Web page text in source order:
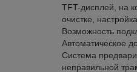
TFT-дисплей, на
очистке,
Возможность
Автоматическое
Система
неправильной